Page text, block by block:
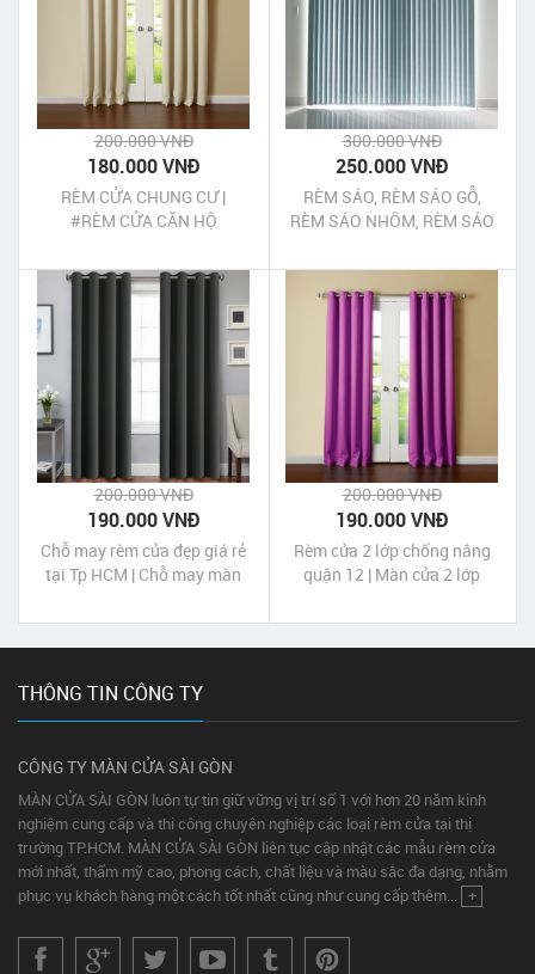
200.000 VNĐ
180.000 VNĐ
RÈM CỬA CHUNG CƯ |
#RÈM CỬA CĂN HỘ
300.000 VNĐ
250.000 VNĐ
RÈM SÁO, RÈM SÁO GỖ,
RÈM SÁO NHÔM, RÈM SÁO
200.000 VNĐ
190.000 VNĐ
Chỗ may rèm cửa đẹp giá rẻ
tại Tp HCM | Chỗ may màn
200.000 VNĐ
190.000 VNĐ
Rèm cửa 2 lớp chống nắng
quận 12 | Màn cửa 2 lớp
HCM
THÔNG TIN CÔNG TY
CÔNG TY MÀN CỬA SÀI GÒN
MÀN CỬA SÀI GÒN luôn tự tin giữ vững vị trí số 1 với hơn 20 năm kinh
nghiệm cung cấp và thi công chuyên nghiệp các loại rèm cửa tại thị
trường TP.HCM. MÀN CỬA SÀI GÒN liên tục cập nhật các mẫu rèm cửa
mới nhất, thẩm mỹ cao, phong cách, chất liệu và màu sắc đa dạng, nhằm
phục vụ khách hàng một cách tốt nhất cũng như cung cấp thêm... +